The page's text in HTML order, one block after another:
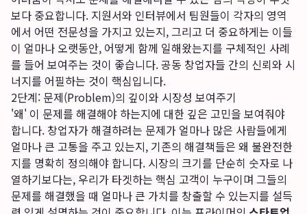
보다 중요합니다. 지원서와 인터뷰에서 팀원들이 각자의 영역
에서 어떤 전문성을 가지고 있는지, 그리고 더 중요하게는 이들
이 얼마나 오랫동안, 어떻게 함께 일해왔는지를 구체적인 사례
를 들어 보여주는 것이 좋습니다. 공동 창업자들 간의 신뢰와 시
너지를 어필하는 것이 핵심입니다.
2단계: 문제(Problem)의 깊이와 시장성 보여주기
'왜' 이 문제를 해결해야 하는지에 대한 깊은 고민을 보여줘야
합니다. 창업자가 해결하려는 문제가 얼마나 많은 사람들에게
얼마나 큰 고통을 주고 있는지, 기존의 해결책들은 왜 불완전한
지를 명확히 정의해야 합니다. 시장의 크기를 단순히 숫자로 나
열하기보다는, 우리가 타겟하는 핵심 고객이 누구이며 그들의
문제를 해결했을 때 얼마나 큰 가치를 창출할 수 있는지를 설득